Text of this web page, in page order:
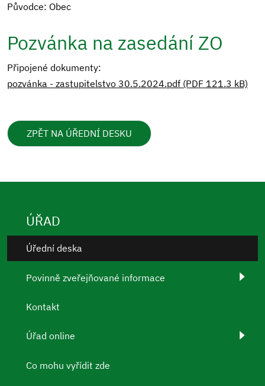
Původce: Obec
Pozvánka na zasedání ZO
Připojené dokumenty:
pozvánka - zastupitelstvo 30.5.2024.pdf (PDF 121.3 kB)
ZPĚT NA ÚŘEDNÍ DESKU
ÚŘAD
Úřední deska
Povinně zveřejňované informace
Kontakt
Úřad online
Co mohu vyřídit zde